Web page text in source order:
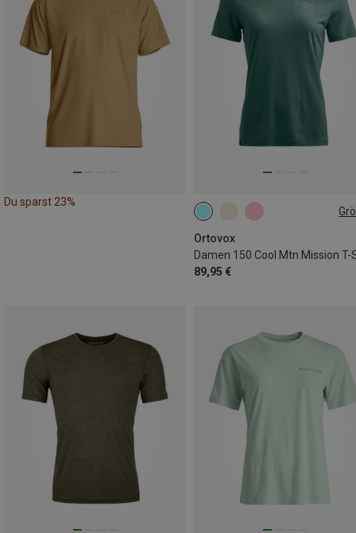
Du sparst 23%
Ortovox
Damen 150 Cool Mtn Mission T-
89,95 €
S L